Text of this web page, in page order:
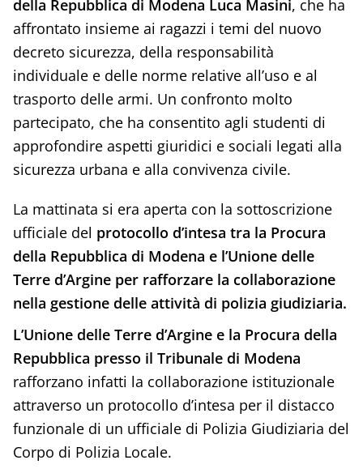
della Repubblica di Modena Luca Masini, che ha
affrontato insieme ai ragazzi i temi del nuovo
decreto sicurezza, della responsabilità
individuale e delle norme relative all’uso e al
trasporto delle armi. Un confronto molto
partecipato, che ha consentito agli studenti di
approfondire aspetti giuridici e sociali legati alla
sicurezza urbana e alla convivenza civile.
La mattinata si era aperta con la sottoscrizione
ufficiale del protocollo d’intesa tra la Procura
della Repubblica di Modena e l’Unione delle
Terre d’Argine per rafforzare la collaborazione
nella gestione delle attività di polizia giudiziaria.
L’Unione delle Terre d’Argine e la Procura della
Repubblica presso il Tribunale di Modena
rafforzano infatti la collaborazione istituzionale
attraverso un protocollo d’intesa per il distacco
funzionale di un ufficiale di Polizia Giudiziaria del
Corpo di Polizia Locale.